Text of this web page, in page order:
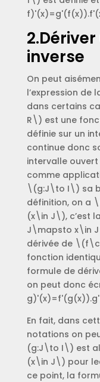
inverse
On peut
l’expression de
dans certains
R\) est une
définie sur un
continue donc
intervalle
comme
\(g:J\to I\) sa
définition, on
(x\in J\), c’est
J\mapsto x\in
dérivée de
fonction
formule de
on peut donc
En fait, dans
notations on
(g:J\to I\) est
(x\in J\) pour
ce point, la